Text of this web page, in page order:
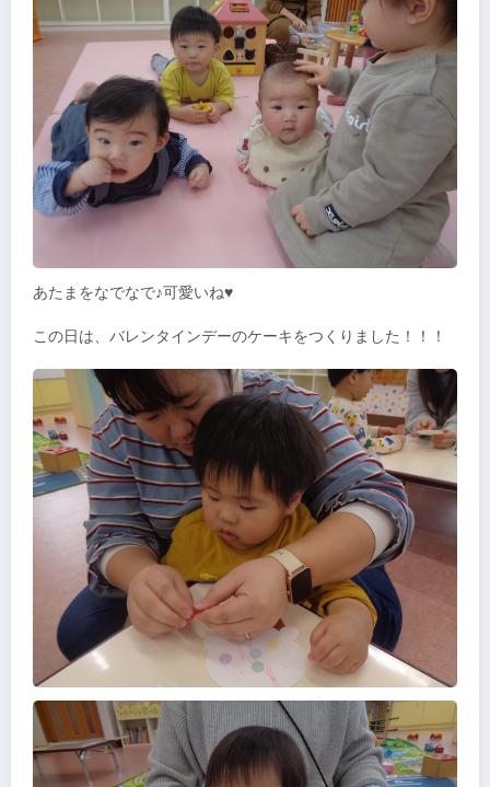
あたまをなでなで♪可愛いね♥
この日は、バレンタインデーのケーキをつくりました！！！